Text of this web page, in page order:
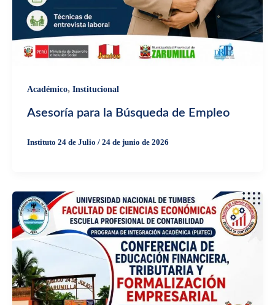
Académico, Institucional
Asesoría para la Búsqueda de Empleo
Instituto 24 de Julio / 24 de junio de 2026